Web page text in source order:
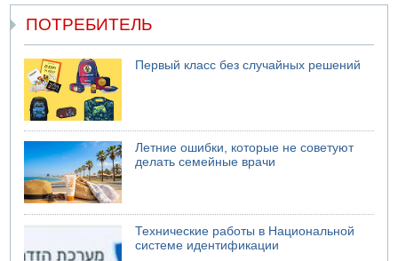
ПОТРЕБИТЕЛЬ
Первый класс без случайных решений
Летние ошибки, которые не советуют
делать семейные врачи
Технические работы в Национальной
системе идентификации